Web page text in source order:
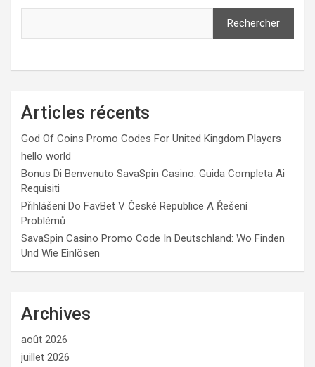
Rechercher
Articles récents
God Of Coins Promo Codes For United Kingdom Players
hello world
Bonus Di Benvenuto SavaSpin Casino: Guida Completa Ai
Requisiti
Přihlášení Do FavBet V České Republice A Řešení
Problémů
SavaSpin Casino Promo Code In Deutschland: Wo Finden
Und Wie Einlösen
Archives
août 2026
juillet 2026